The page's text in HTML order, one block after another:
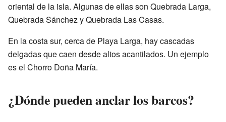
oriental de la isla. Algunas de ellas son Quebrada Larga,
Quebrada Sánchez y Quebrada Las Casas.
En la costa sur, cerca de Playa Larga, hay cascadas
delgadas que caen desde altos acantilados. Un ejemplo
es el Chorro Doña María.
¿Dónde pueden anclar los barcos?